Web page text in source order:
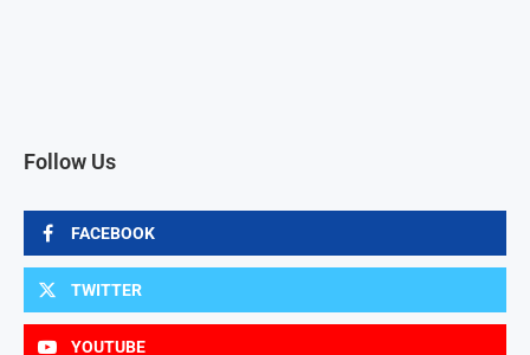
Follow Us
FACEBOOK
TWITTER
YOUTUBE